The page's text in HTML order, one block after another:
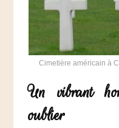
Cimetière américain à
Un vibrant
oublier